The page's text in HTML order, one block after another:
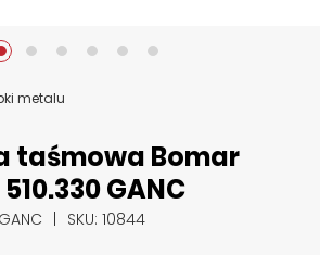
SKU: 10844
metalu
taśmowa Bomar
GANC